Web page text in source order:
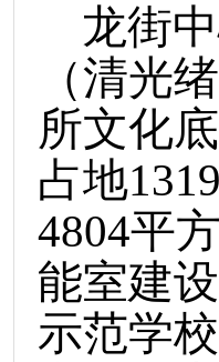
龙街
（清光
所文化
占地
4804平
能室建
示范学